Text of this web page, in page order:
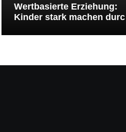
Wertbasierte Erziehung:
Kinder stark machen durch